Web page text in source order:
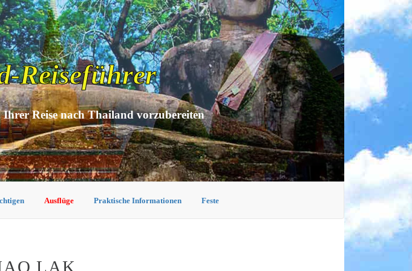
Reiseführer
Reise nach Thailand vorzubereiten
Ausflüge Praktische Informationen Feste
LAK